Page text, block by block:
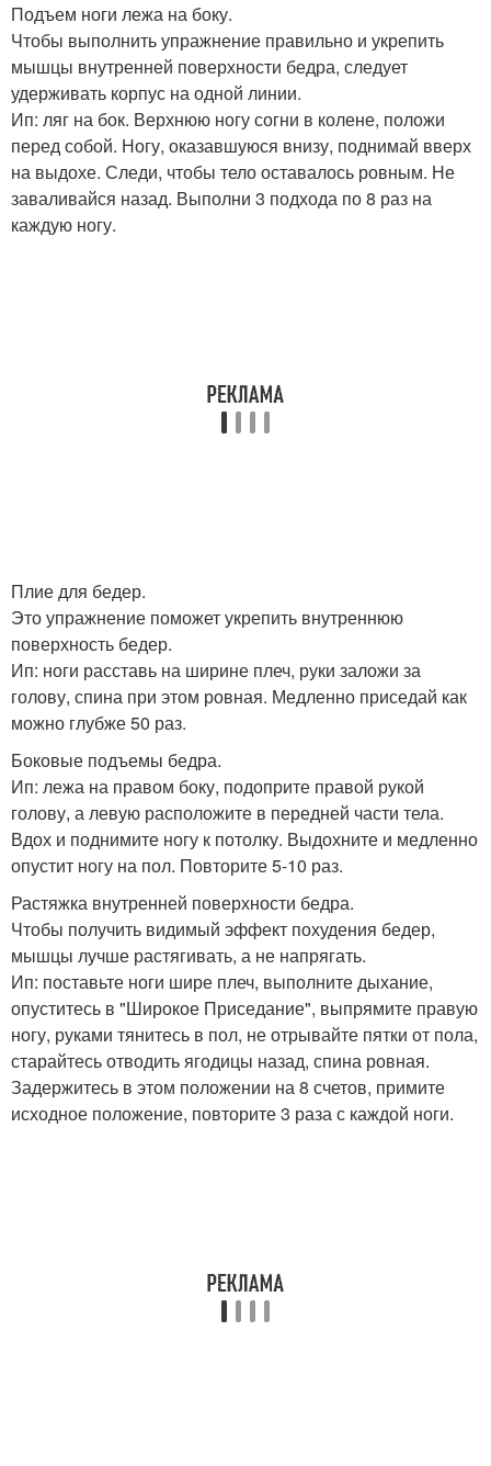
Подъем ноги лежа на боку.
Чтобы выполнить упражнение правильно и укрепить
мышцы внутренней поверхности бедра, следует
удерживать корпус на одной линии.
Ип: ляг на бок. Верхнюю ногу согни в колене, положи
перед собой. Ногу, оказавшуюся внизу, поднимай вверх
на выдохе. Следи, чтобы тело оставалось ровным. Не
заваливайся назад. Выполни 3 подхода по 8 раз на
каждую ногу.
Плие для бедер.
Это упражнение поможет укрепить внутреннюю
поверхность бедер.
Ип: ноги расставь на ширине плеч, руки заложи за
голову, спина при этом ровная. Медленно приседай как
можно глубже 50 раз.
Боковые подъемы бедра.
Ип: лежа на правом боку, подоприте правой рукой
голову, а левую расположите в передней части тела.
Вдох и поднимите ногу к потолку. Выдохните и медленно
опустит ногу на пол. Повторите 5-10 раз.
Растяжка внутренней поверхности бедра.
Чтобы получить видимый эффект похудения бедер,
мышцы лучше растягивать, а не напрягать.
Ип: поставьте ноги шире плеч, выполните дыхание,
опуститесь в "Широкое Приседание", выпрямите правую
ногу, руками тянитесь в пол, не отрывайте пятки от пола,
старайтесь отводить ягодицы назад, спина ровная.
Задержитесь в этом положении на 8 счетов, примите
исходное положение, повторите 3 раза с каждой ноги.